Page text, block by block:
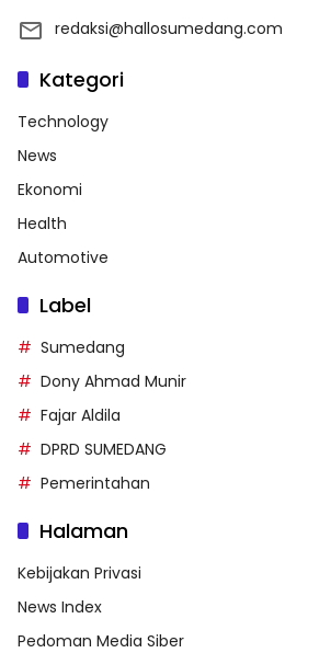
redaksi@hallosumedang.com
Kategori
Technology
News
Ekonomi
Health
Automotive
Label
Sumedang
Dony Ahmad Munir
Fajar Aldila
DPRD SUMEDANG
Pemerintahan
Halaman
Kebijakan Privasi
News Index
Pedoman Media Siber